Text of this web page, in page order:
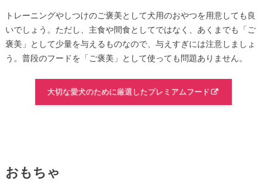
トレーニングやしつけのご褒美として犬用のおやつを用意しても良
いでしょう。ただし、主食や間食としてではなく、あくまでも「ご
褒美」として少量を与えるものなので、与えすぎには注意しましょ
う。普段のフードを「ご褒美」として使っても問題ありません。
大切な愛犬のために厳選したプレミアムフード
おもちゃ